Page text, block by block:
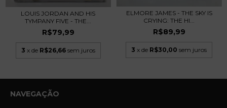
LOUIS JORDAN AND HIS
TYMPANY FIVE - THE...
R$79,99
3 x de R$26,66 sem juros
ELMORE JAMES - THE SKY IS
CRYING: THE HI...
R$89,99
3 x de R$30,00 sem juros
NAVEGAÇÃO